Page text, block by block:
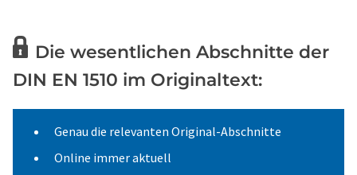
Die wesentlichen Abschnitte der
DIN EN 1510 im Originaltext:
Genau die relevanten Original-Abschnitte
Online immer aktuell